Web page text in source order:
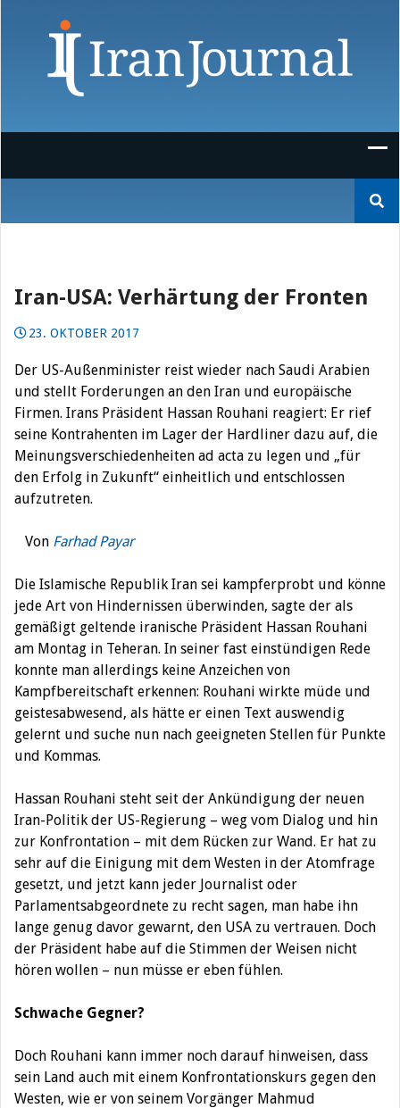
nach:
Iran-USA: Verhärtung der Fronten
23. OKTOBER 2017
Der US-Außenminister reist wieder nach Saudi Arabien
und stellt Forderungen an den Iran und europäische
Firmen. Irans Präsident Hassan Rouhani reagiert: Er rief
seine Kontrahenten im Lager der Hardliner dazu auf, die
Meinungsverschiedenheiten ad acta zu legen und „für
den Erfolg in Zukunft“ einheitlich und entschlossen
aufzutreten.
Von Farhad Payar
Die Islamische Republik Iran sei kampferprobt und könne
jede Art von Hindernissen überwinden, sagte der als
gemäßigt geltende iranische Präsident Hassan Rouhani
am Montag in Teheran. In seiner fast einstündigen Rede
konnte man allerdings keine Anzeichen von
Kampfbereitschaft erkennen: Rouhani wirkte müde und
geistesabwesend, als hätte er einen Text auswendig
gelernt und suche nun nach geeigneten Stellen für Punkte
und Kommas.
Hassan Rouhani steht seit der Ankündigung der neuen
Iran-Politik der US-Regierung – weg vom Dialog und hin
zur Konfrontation – mit dem Rücken zur Wand. Er hat zu
sehr auf die Einigung mit dem Westen in der Atomfrage
gesetzt, und jetzt kann jeder Journalist oder
Parlamentsabgeordnete zu recht sagen, man habe ihn
lange genug davor gewarnt, den USA zu vertrauen. Doch
der Präsident habe auf die Stimmen der Weisen nicht
hören wollen – nun müsse er eben fühlen.
Schwache Gegner?
Doch Rouhani kann immer noch darauf hinweisen, dass
sein Land auch mit einem Konfrontationskurs gegen den
Westen, wie er von seinem Vorgänger Mahmud